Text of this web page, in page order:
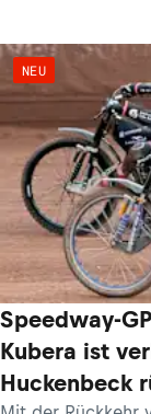
NEU
Speedway-
Kubera ist
Huckenbeck